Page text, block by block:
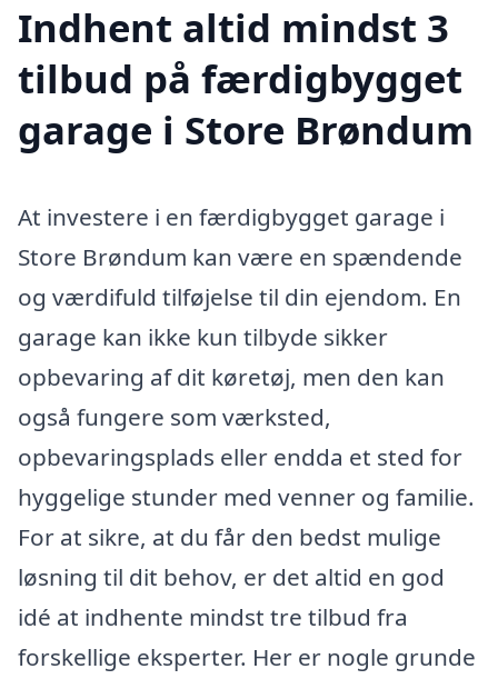
Indhent altid mindst 3
tilbud på færdigbygget
garage i Store Brøndum
At investere i en færdigbygget garage i
Store Brøndum kan være en spændende
og værdifuld tilføjelse til din ejendom. En
garage kan ikke kun tilbyde sikker
opbevaring af dit køretøj, men den kan
også fungere som værksted,
opbevaringsplads eller endda et sted for
hyggelige stunder med venner og familie.
For at sikre, at du får den bedst mulige
løsning til dit behov, er det altid en god
idé at indhente mindst tre tilbud fra
forskellige eksperter. Her er nogle grunde